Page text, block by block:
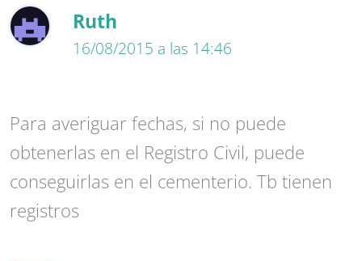
Ruth
16/08/2015 a las 14:46
Para averiguar fechas, si no puede
obtenerlas en el Registro Civil, puede
conseguirlas en el cementerio. Tb tienen
registros